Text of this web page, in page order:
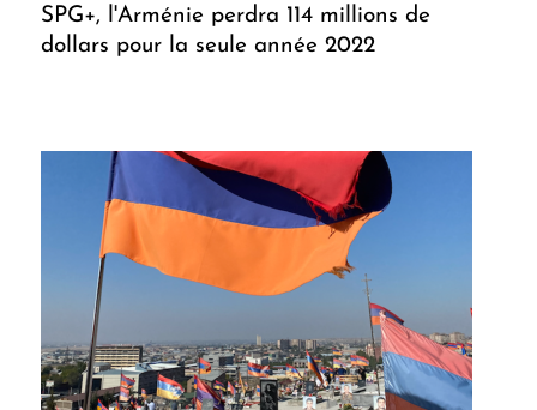
SPG+, l'Arménie perdra 114 millions de
dollars pour la seule année 2022